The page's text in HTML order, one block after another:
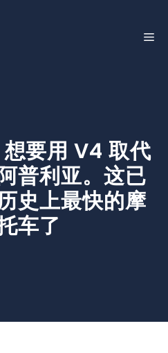
菜
要用 V4 取代
普利亚。这已
史上最快的摩
车了